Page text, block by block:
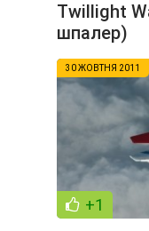
Twillight
шпалер)
30 ЖОВТНЯ 2011
+1